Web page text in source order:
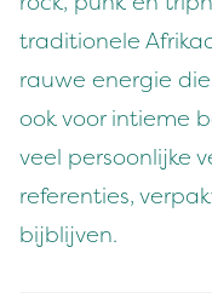
traditionele
rauwe energie
ook voor intieme
veel persoonlijke
referenties,
bijblijven.